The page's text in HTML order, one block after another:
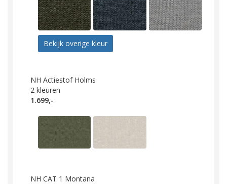
Bekijk overige kleur
NH Actiestof Holms
2 kleuren
1.699,-
NH CAT 1 Montana